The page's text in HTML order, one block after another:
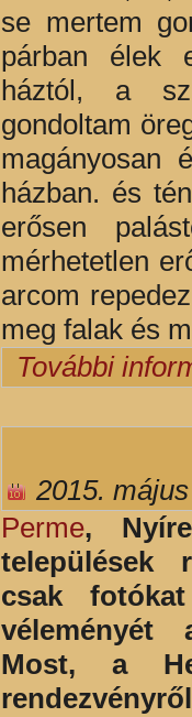
se mertem
párban élek
háztól, a
gondoltam
magányosan
házban. és
erősen
mérhetetlen
arcom
meg falak és
További
2015.
Perme,
települések
csak
véleményét
Most, a